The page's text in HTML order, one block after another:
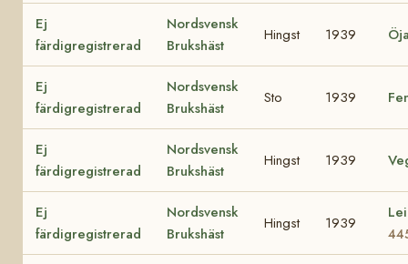
Ej
färdigregistrerad
Nordsvensk
Brukshäst
Hingst 1939
Ej
färdigregistrerad
Nordsvensk
Brukshäst
Sto 1939
Ej
färdigregistrerad
Nordsvensk
Brukshäst
Hingst 1939
Ej
färdigregistrerad
Nordsvensk
Brukshäst
Hingst 1939